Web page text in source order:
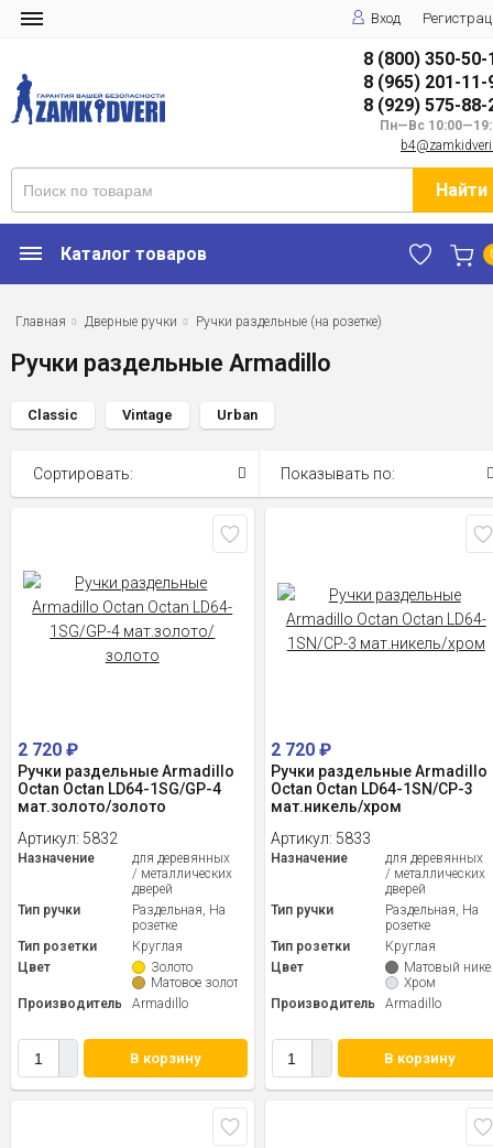
Вход
8 (800) 350-50-
8 (965) 201-11-
8 (929) 575-88-
Пн—Вс
Найти
Каталог товаров
Главная Дверные ручки Ручки раздельные (на розетке)
Ручки раздельные Armadillo
Classic Vintage Urban
Сортировать: Показывать по:
2 720 ₽
Ручки раздельные Armadillo
Octan Octan LD64-1SG/GP-4
мат.золото/золото
Артикул: 5832
Назначение
для деревянных
/ металлических
дверей
Тип ручки
Раздельная, На
розетке
Тип розетки
Круглая
Цвет
Золото
Матовое золото
Производитель
Armadillo
В корзину
2 720₽
Ручки раздельные Armadillo
Octan Octan LD64-1SN/CP-3
мат.никель/хром
Артикул: 5833
Назначение
для деревянных
/ металлических
дверей
Тип ручки
Раздельная, На
розетке
Тип розетки
Круглая
Цвет
Матовый
Хром
Производитель
Armadillo
В корзину